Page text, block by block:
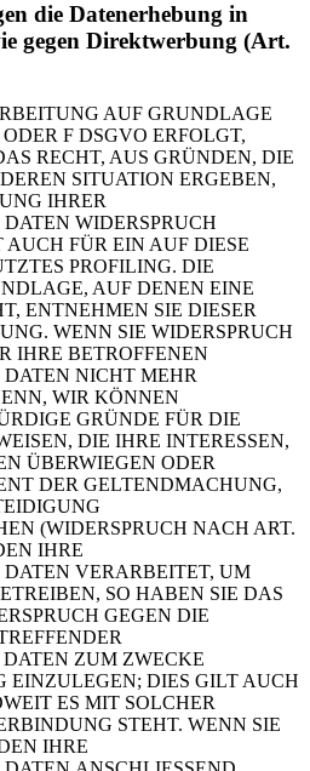
die Datenerhebung in
gegen Direktwerbung (Art.
AUF GRUNDLAGE
F DSGVO ERFOLGT,
RECHT, AUS GRÜNDEN, DIE
SITUATION ERGEBEN,
IHRER
WIDERSPRUCH
FÜR EIN AUF DIESE
PROFILING. DIE
AUF DENEN EINE
ENTNEHMEN SIE DIESER
WENN SIE WIDERSPRUCH
IHRE BETROFFENEN
NICHT MEHR
WIR KÖNNEN
GRÜNDE FÜR DIE
DIE IHRE INTERESSEN,
ÜBERWIEGEN ODER
DER GELTENDMACHUNG,
(WIDERSPRUCH NACH ART.
IHRE
VERARBEITET, UM
SO HABEN SIE DAS
GEGEN DIE
ZUM ZWECKE
EINZULEGEN; DIES GILT AUCH
ES MIT SOLCHER
STEHT. WENN SIE
IHRE